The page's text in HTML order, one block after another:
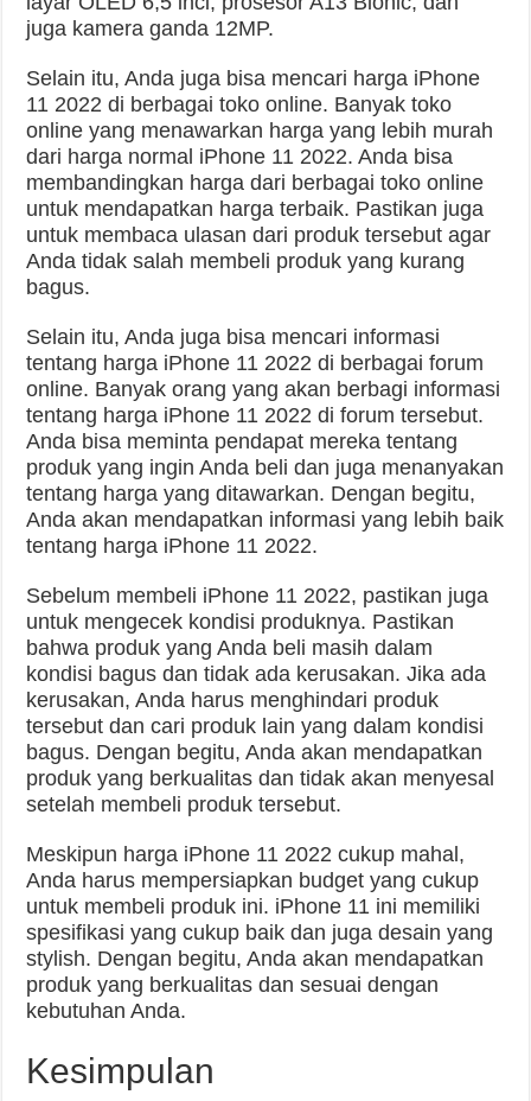
juga kamera ganda 12MP.
Selain itu, Anda juga bisa mencari harga iPhone
11 2022 di berbagai toko online. Banyak toko
online yang menawarkan harga yang lebih murah
dari harga normal iPhone 11 2022. Anda bisa
membandingkan harga dari berbagai toko online
untuk mendapatkan harga terbaik. Pastikan juga
untuk membaca ulasan dari produk tersebut agar
Anda tidak salah membeli produk yang kurang
bagus.
Selain itu, Anda juga bisa mencari informasi
tentang harga iPhone 11 2022 di berbagai forum
online. Banyak orang yang akan berbagi informasi
tentang harga iPhone 11 2022 di forum tersebut.
Anda bisa meminta pendapat mereka tentang
produk yang ingin Anda beli dan juga menanyakan
tentang harga yang ditawarkan. Dengan begitu,
Anda akan mendapatkan informasi yang lebih baik
tentang harga iPhone 11 2022.
Sebelum membeli iPhone 11 2022, pastikan juga
untuk mengecek kondisi produknya. Pastikan
bahwa produk yang Anda beli masih dalam
kondisi bagus dan tidak ada kerusakan. Jika ada
kerusakan, Anda harus menghindari produk
tersebut dan cari produk lain yang dalam kondisi
bagus. Dengan begitu, Anda akan mendapatkan
produk yang berkualitas dan tidak akan menyesal
setelah membeli produk tersebut.
Meskipun harga iPhone 11 2022 cukup mahal,
Anda harus mempersiapkan budget yang cukup
untuk membeli produk ini. iPhone 11 ini memiliki
spesifikasi yang cukup baik dan juga desain yang
stylish. Dengan begitu, Anda akan mendapatkan
produk yang berkualitas dan sesuai dengan
kebutuhan Anda.
Kesimpulan